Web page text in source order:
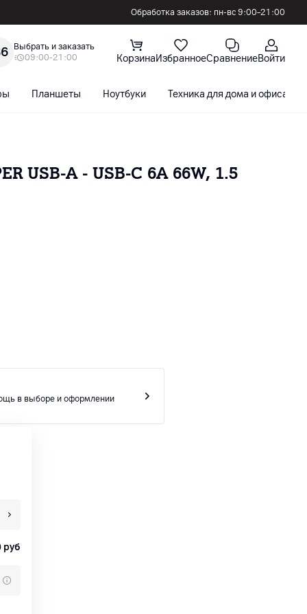
Обработка заказов: пн-вс 9:00–21:00
Выбрать и заказать
09:00-21:00
КорзинаИзбранноеСравнениеВойти
Планшеты Ноутбуки Техника для дома и офиса
USB-A - USB-C 6A 66W, 1.5
в выборе и оформлении
руб